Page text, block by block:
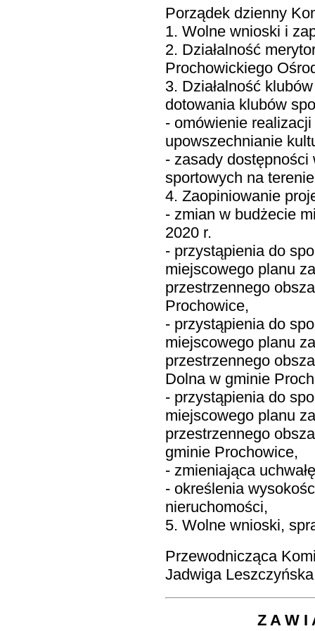
Porządek dzienny
1. Wolne wnioski i
2. Działalność
Prochowickiego
3. Działalność
dotowania klubów
- omówienie
upowszechnianie
- zasady
sportowych na
4. Zaopiniowanie
- zmian w budżecie
2020 r.
- przystąpienia do
miejscowego planu
przestrzennego
Prochowice,
- przystąpienia do
miejscowego planu
przestrzennego
Dolna w gminie
- przystąpienia do
miejscowego planu
przestrzennego
gminie Prochowice,
- zmieniająca
- określenia
nieruchomości,
5. Wolne wnioski,
Przewodnicząca
Jadwiga Leszczyńska
Z A W I